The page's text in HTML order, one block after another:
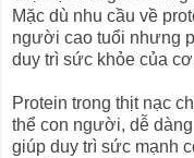
Mặc dù nhu cầu về
người cao tuổi nhưng
duy trì sức khỏe của
Protein trong thịt nạc
thể con người, dễ
giúp duy trì sức mạnh